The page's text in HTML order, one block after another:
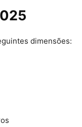
dimensões: